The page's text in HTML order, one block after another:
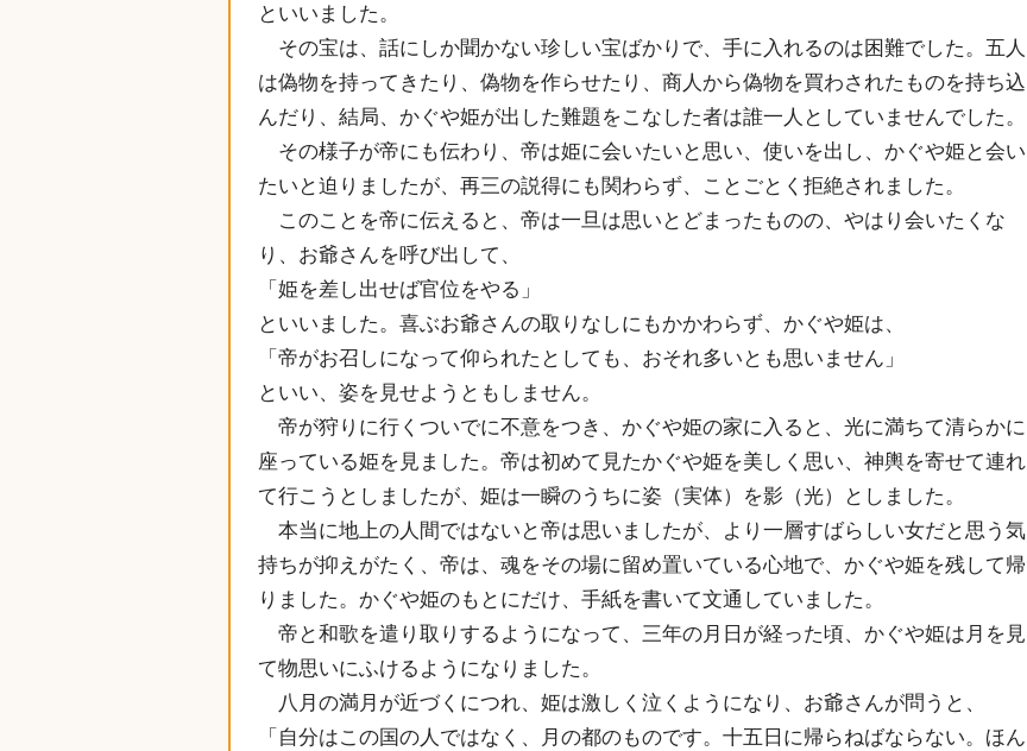
といいました。
その宝は、話にしか聞かない珍しい宝ばかりで、手に入れるのは困難でした。五人
は偽物を持ってきたり、偽物を作らせたり、商人から偽物を買わされたものを持ち込
んだり、結局、かぐや姫が出した難題をこなした者は誰一人としていませんでした。
その様子が帝にも伝わり、帝は姫に会いたいと思い、使いを出し、かぐや姫と会い
たいと迫りましたが、再三の説得にも関わらず、ことごとく拒絶されました。
このことを帝に伝えると、帝は一旦は思いとどまったものの、やはり会いたくな
り、お爺さんを呼び出して、
「姫を差し出せば官位をやる」
といいました。喜ぶお爺さんの取りなしにもかかわらず、かぐや姫は、
「帝がお召しになって仰られたとしても、おそれ多いとも思いません」
といい、姿を見せようともしません。
帝が狩りに行くついでに不意をつき、かぐや姫の家に入ると、光に満ちて清らかに
座っている姫を見ました。帝は初めて見たかぐや姫を美しく思い、神輿を寄せて連れ
て行こうとしましたが、姫は一瞬のうちに姿（実体）を影（光）としました。
本当に地上の人間ではないと帝は思いましたが、より一層すばらしい女だと思う気
持ちが抑えがたく、帝は、魂をその場に留め置いている心地で、かぐや姫を残して帰
りました。かぐや姫のもとにだけ、手紙を書いて文通していました。
帝と和歌を遣り取りするようになって、三年の月日が経った頃、かぐや姫は月を見
て物思いにふけるようになりました。
八月の満月が近づくにつれ、姫は激しく泣くようになり、お爺さんが問うと、
「自分はこの国の人ではなく、月の都のものです。十五日に帰らねばならない。ほん